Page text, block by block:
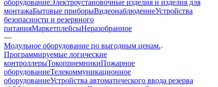
оборудованиеЭлектроустановочные изделия и изделия для
монтажаБытовые приборыВидеонаблюдениеУстройства
безопасности и резервного
питанияМаркетплейсыНеразобранное
—
Модульное оборудование по выгодным ценам.
Программируемые логические
контроллерыТокоприемникиПожарное
оборудованиеТелекоммуникационное
оборудованиеУстройства автоматического ввода резерва